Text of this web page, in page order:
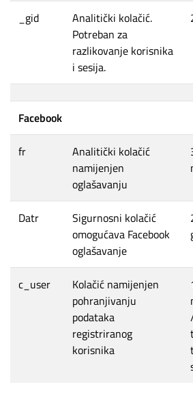
_gid
Analitički kolačić.
Potreban za
razlikovanje korisnika
i sesija.
Facebook
fr
Analitički kolačić
namijenjen
oglašavanju
Datr
Sigurnosni kolačić
omogućava Facebook
oglašavanje
c_user
Kolačić namijenjen
pohranjivanju
podataka
registriranog
korisnika